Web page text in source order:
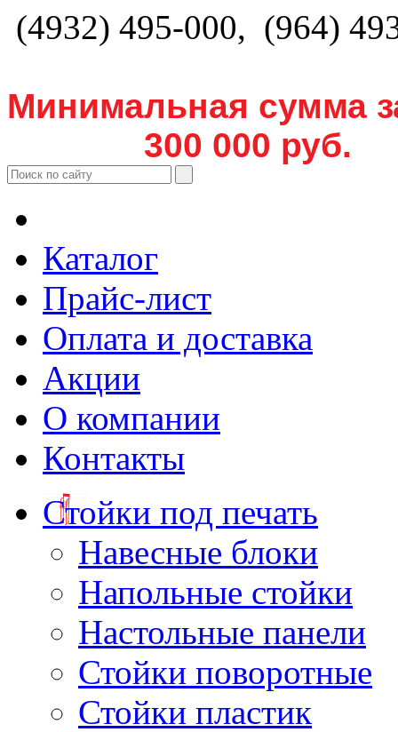
(4932) 495-000, (964)
Минимальная сумма
300 000 руб.
Каталог
Прайс-лист
Оплата и доставка
Акции
О компании
Контакты
Стойки под печать
Навесные блоки
Напольные стойки
Настольные панели
Стойки поворотные
Стойки пластик